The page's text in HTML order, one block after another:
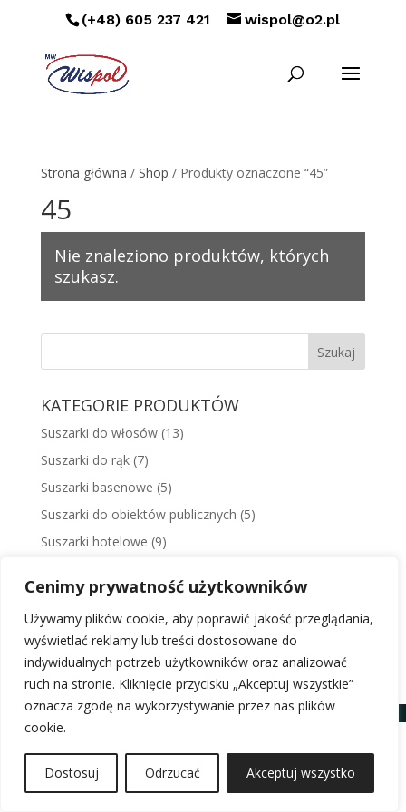
Cenimy prywatność użytkowników
Używamy plików cookie, aby poprawić jakość przeglądania,
wyświetlać reklamy lub treści dostosowane do
indywidualnych potrzeb użytkowników oraz analizować
ruch na stronie. Kliknięcie przycisku „Akceptuj wszystkie”
oznacza zgodę na wykorzystywanie przez nas plików
cookie.
Dostosuj Odrzucać Akceptuj wszystko
(+48) 605 237 421 wispol@o2.pl
Strona główna / Shop / Produkty oznaczone “45”
45
Nie znaleziono produktów, których
szukasz.
KATEGORIE PRODUKTÓW
Suszarki do włosów (13)
Suszarki do rąk (7)
Suszarki basenowe (5)
Suszarki do obiektów publicznych (5)
Suszarki hotelowe (9)
Odkurzacze Starmix (21)